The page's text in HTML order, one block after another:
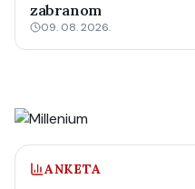
zabranom
09. 08. 2026.
ANKETA